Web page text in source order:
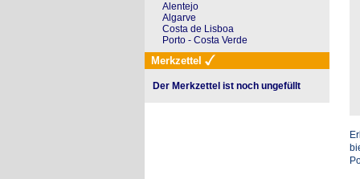
Alentejo
Algarve
Costa de Lisboa
Porto - Costa Verde
Merkzettel
Der Merkzettel ist noch ungefüllt